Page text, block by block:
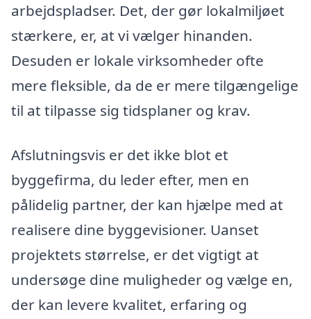
arbejdspladser. Det, der gør lokalmiljøet
stærkere, er, at vi vælger hinanden.
Desuden er lokale virksomheder ofte
mere fleksible, da de er mere tilgængelige
til at tilpasse sig tidsplaner og krav.
Afslutningsvis er det ikke blot et
byggefirma, du leder efter, men en
pålidelig partner, der kan hjælpe med at
realisere dine byggevisioner. Uanset
projektets størrelse, er det vigtigt at
undersøge dine muligheder og vælge en,
der kan levere kvalitet, erfaring og